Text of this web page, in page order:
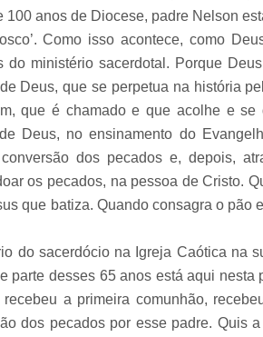
anos de Diocese, padre Nelson
Como isso acontece, como
ministério sacerdotal. Porque
Deus, que se perpetua na história
que é chamado e que acolhe e
Deus, no ensinamento do
dos pecados e, depois,
os pecados, na pessoa de Cristo.
que batiza. Quando consagra o pão
do sacerdócio na Igreja Caótica na
parte desses 65 anos está aqui nesta
a primeira comunhão,
dos pecados por esse padre. Quis